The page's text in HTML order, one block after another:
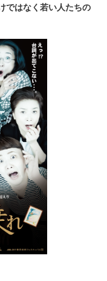
ではなく若い人たちの